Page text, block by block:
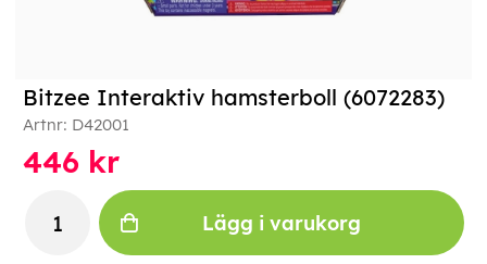
Bitzee Interaktiv hamsterboll (6072283)
Artnr: D42001
446 kr
Lägg i varukorg